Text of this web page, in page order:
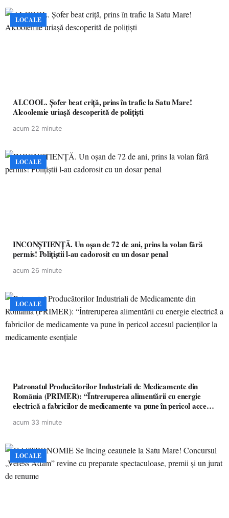
LOCALE
ALCOOL. Șofer beat criță, prins în trafic la Satu Mare!
Alcoolemie uriașă descoperită de polițiști
acum 22 minute
LOCALE
INCONȘTIENȚĂ. Un oșan de 72 de ani, prins la volan fără
permis! Polițiștii l-au cadorosit cu un dosar penal
acum 26 minute
LOCALE
Patronatul Producătorilor Industriali de Medicamente din
România (PRIMER): “Întreruperea alimentării cu energie
electrică a fabricilor de medicamente va pune în pericol accesul
acum 33 minute
LOCALE